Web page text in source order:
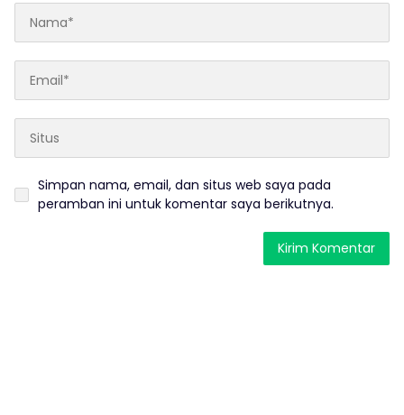
Simpan nama, email, dan situs web saya pada
peramban ini untuk komentar saya berikutnya.